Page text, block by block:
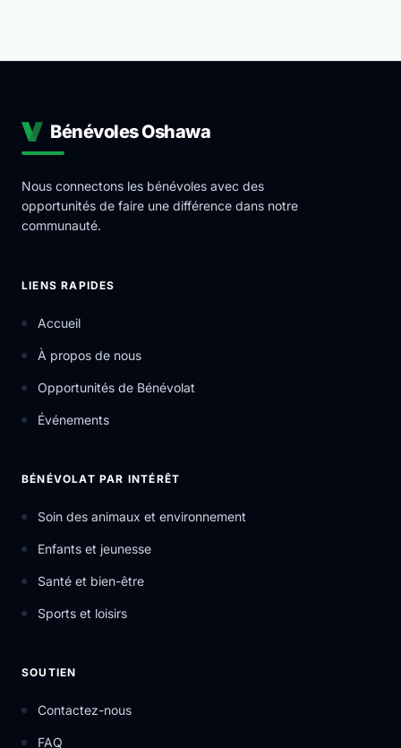
Bénévoles Oshawa
Nous connectons les bénévoles avec des
opportunités de faire une différence dans notre
communauté.
LIENS RAPIDES
Accueil
À propos de nous
Opportunités de Bénévolat
Événements
BÉNÉVOLAT PAR INTÉRÊT
Soin des animaux et environnement
Enfants et jeunesse
Santé et bien-être
Sports et loisirs
SOUTIEN
Contactez-nous
FAQ